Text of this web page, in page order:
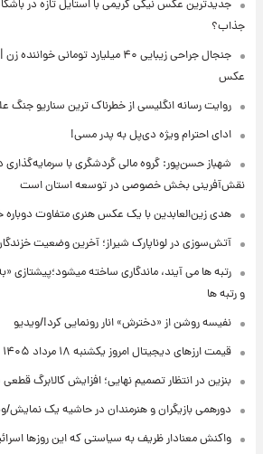
جدیدترین عکس نیکی کریمی با استایل تازه در
جذاب؟
جنجال جراحی زیبایی ۴۰ میلیارد
عکس
روایت رسانه انگلیسی از خطرناک ترین سناریو جنگ
ادای احترام ویژه دی‌پل به پدر مسی!
شهباز حسن‌پور: گروه مالی گردشگری با سرمایه‌گذاری
نقش‌آفرینی بخش خصوصی در توسعه استان است
هدی زین‌العابدین با یک عکس هنری متفاوت دوباره
آتش‌سوزی در لوناپارک شیراز؛ آخرین وضعیت
رتبه ها می آیند، ماندگاری ساخته میشود؛پیشتازی
و رتبه ها
نفیسه روشن از «دخترش» انار رونمایی کرد!/ویدیو
قیمت ارزهای دیجیتال امروز یکشنبه ۱۸ مرداد ۱۴۰۵
بنزین در انتظار تصمیم نهایی؛ افزایش کالابرگ
دورهمی بازیگران و هنرمندان در حاشیه یک نمایش/
واکنش معنادار ظریف به سیاستی که این روزها